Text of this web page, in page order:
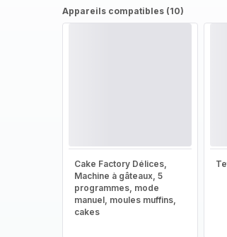
Appareils compatibles (10)
Cake Factory Délices,
Machine à gâteaux, 5
programmes, mode
manuel, moules muffins,
cakes